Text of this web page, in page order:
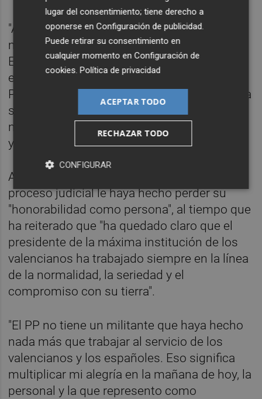
"Agradecerles a todos los que han creído en
mí y a todos los que han defendido la
España limpia" ha apuntado en una
entrevista en la Cope, recogida por Europa
Press, en la que también ha defendido que la
sentencia demuestra que nunca ha hecho
nada más que "trabajar por los valencianos"
y por el PP.
Asimismo, ha señalado que no cree que el
proceso judicial le haya hecho perder su
"honorabilidad como persona", al tiempo que
ha reiterado que "ha quedado claro que el
presidente de la máxima institución de los
valencianos ha trabajado siempre en la línea
de la normalidad, la seriedad y el
compromiso con su tierra".
"El PP no tiene un militante que haya hecho
nada más que trabajar al servicio de los
valencianos y los españoles. Eso significa
multiplicar mi alegría en la mañana de hoy, la
personal y la que represento como
lugar del consentimiento; tiene derecho a
oponerse enConfiguración de publicidad
Puede retirar su consentimiento en
cualquier momento enConfiguración de
cookies .Política de privacidad
ACEPTAR TODO
RECHAZAR TODO
CONFIGURAR